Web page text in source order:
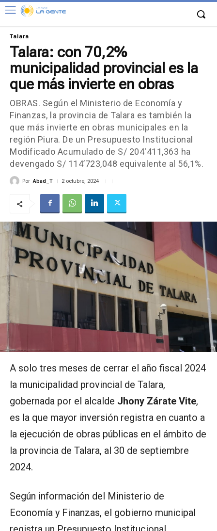
Talara
Talara: con 70,2%
municipalidad provincial es la
que más invierte en obras
OBRAS. Según el Ministerio de Economía y
Finanzas, la provincia de Talara es también la
que más invierte en obras municipales en la
región Piura. De un Presupuesto Institucional
Modificado Acumulado de S/ 204'411,363 ha
devengado S/ 114’723,048 equivalente al 56,1%.
Por Abad_T 2 octubre, 2024
A solo tres meses de cerrar el año fiscal 2024
la municipalidad provincial de Talara,
gobernada por el alcalde Jhony Zárate Vite,
es la que mayor inversión registra en cuanto a
la ejecución de obras públicas en el ámbito de
la provincia de Talara, al 30 de septiembre
2024.
Según información del Ministerio de
Economía y Finanzas, el gobierno municipal